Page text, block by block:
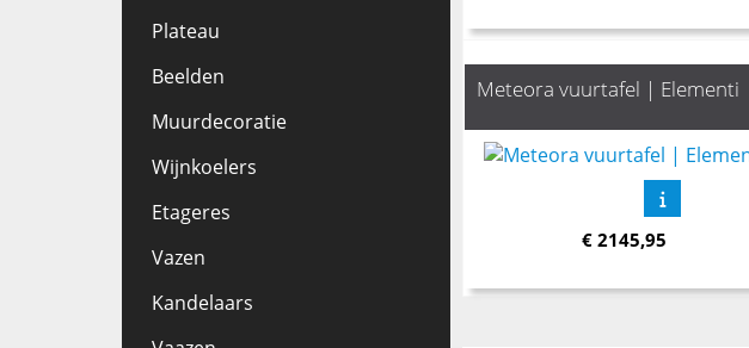
Plateau
Beelden
Muurdecoratie
Wijnkoelers
Etageres
Vazen
Kandelaars
Meteora vuurtafel | Elementi
€2145,95